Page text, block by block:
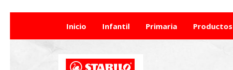
Inicio Infantil Primaria Productos